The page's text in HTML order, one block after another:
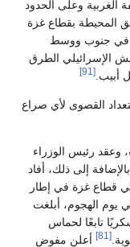
وعلى الحدود
بقطاع غزة
في جنوب ووسط
الإسرائيلي الطرق
أبيب. [91]
القصوى لأي صراع
وعقد رئيس الوزراء
إلى ذلك، أفاد
قطاع غزة في إطار
يوم الهجوم، أبلغت
استهداف 17 مجمعًا عسكريًا تابعًا لحماس
[81]
أعلن مفوض